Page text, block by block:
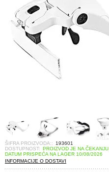
ŠIFRA PROIZVODA::
193601
DOSTUPNOST: PROIZVOD JE NA ČEKANJU.
DATUM PRISPEĆA NA LAGER 10/08/2026
INFORMACIJE O DOSTAVI